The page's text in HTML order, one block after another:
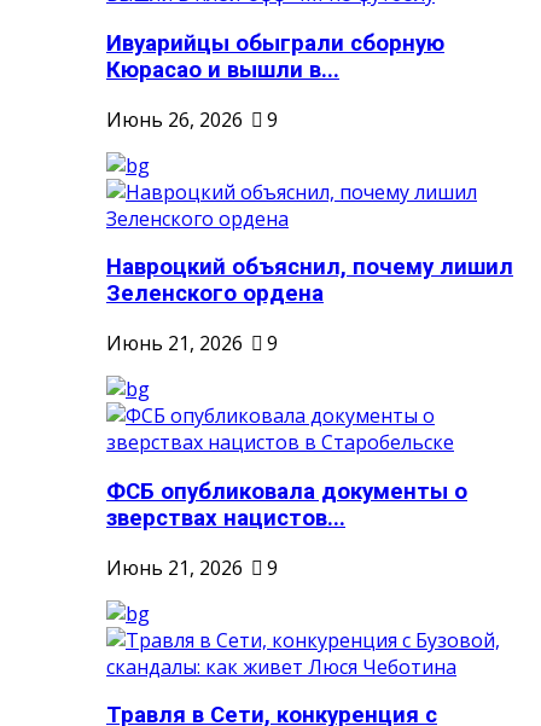
Ивуарийцы обыграли сборную
Кюрасао и вышли в...
Июнь 26, 2026
9
Навроцкий объяснил, почему лишил
Зеленского ордена
Июнь 21, 2026
9
ФСБ опубликовала документы о
зверствах нацистов...
Июнь 21, 2026
9
Травля в Сети, конкуренция с